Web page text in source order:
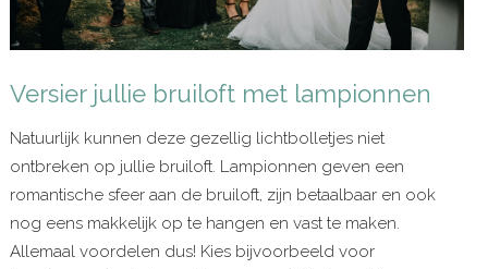
Versier jullie bruiloft met lampionnen
Natuurlijk kunnen deze gezellig lichtbolletjes niet
ontbreken op jullie bruiloft. Lampionnen geven een
romantische sfeer aan de bruiloft, zijn betaalbaar en ook
nog eens makkelijk op te hangen en vast te maken.
Allemaal voordelen dus! Kies bijvoorbeeld voor